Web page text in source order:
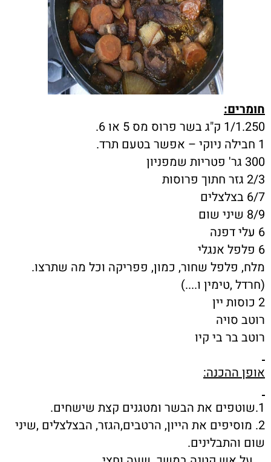
חומרים:
1/1.250 ק"ג בשר פרוס מס 5 או 6.
1 חבילה ניוקי – אפשר בטעם תרד.
300 גר' פטריות שמפניון
2/3 גזר חתוך פרוסות
6/7 בצלצלים
8/9 שיני שום
6 עלי דפנה
6 פלפל אנגלי
מלח, פלפל שחור, כמון, פפריקה וכל מה שתרצו.
(חרדל ,טימין ו....)
2 כוסות יין
רוטב סויה
רוטב בר בי קיו
אופן ההכנה:
1.שוטפים את הבשר ומטגנים קצת שישחים.
2. מוסיפים את הייון, הרטבים,הגזר, הבצלצלים ,שיני
שום והתבלינים.